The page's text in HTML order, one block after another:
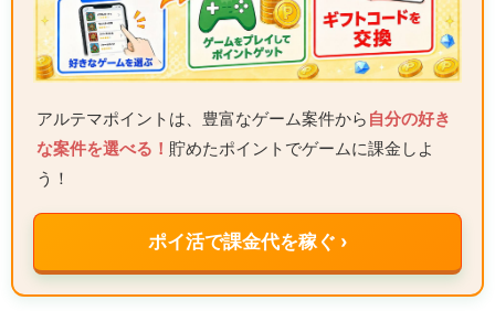
アルテマポイントは、豊富なゲーム案件から 自分の好き
な案件を選べる！ 貯めたポイントでゲームに課金しよ
う！
ポイ活で課金代を稼ぐ ›